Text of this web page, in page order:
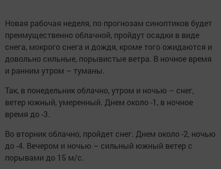
Новая рабочая неделя, по прогнозам синоптиков будет
преимущественно облачной, пройдут осадки в виде
снега, мокрого снега и дождя, кроме того ожидаются и
довольно сильные, порывистые ветра. В ночное время
и ранним утром – туманы.
Так, в понедельник облачно, утром и ночью – снег,
ветер южный, умеренный. Днем около -1, в ночное
время до -3.
Во вторник облачно, пройдет снег. Днем около -2, ночью
до -4. Вечером и ночью – сильный южный ветер с
порывами до 15 м/с.